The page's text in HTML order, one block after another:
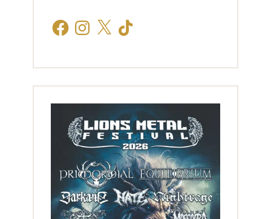
FacebookInstagram
X TikTok